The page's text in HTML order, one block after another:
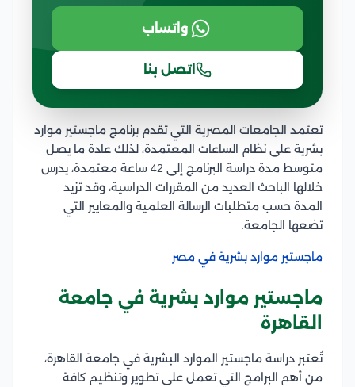
واتساب
اتصل بنا
تعتمد الجامعات المصرية التي تقدم برنامج ماجستير موارد
بشرية على نظام الساعات المعتمدة، لذلك عادة ما يصل
متوسط مدة دراسة البرنامج إلى 42 ساعة معتمدة، يدرس
خلالها الباحث العديد من المقررات الدراسية، وقد تزيد
المدة حسب متطلبات الرسالة العلمية والمعايير التي
تضعها الجامعة.
ماجستير موارد بشرية في مصر
ماجستير موارد بشرية في جامعة
القاهرة
تُعتبر دراسة ماجستير الموارد البشرية في جامعة القاهرة،
من أهم البرامج التي تعمل على تطوير وتنظيم كافة